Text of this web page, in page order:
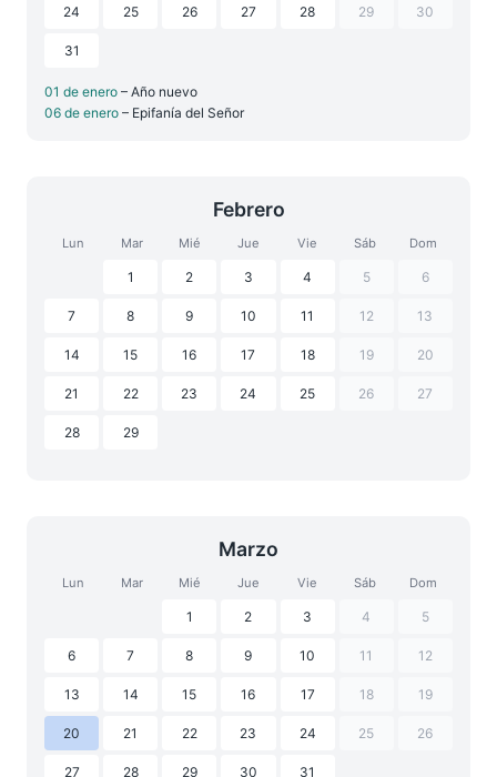
24 25 26 27 28 29 30
31
01 de enero – Año nuevo
06 de enero – Epifanía del Señor
Febrero
Lun Mar Mié Jue Vie Sáb Dom
1 2 3 4 5 6
7 8 9 10 11 12 13
14 15 16 17 18 19 20
21 22 23 24 25 26 27
28 29
Marzo
Lun Mar Mié Jue Vie Sáb Dom
1 2 3 4 5
6 7 8 9 10 11 12
13 14 15 16 17 18 19
20 21 22 23 24 25 26
27 28 29 30 31